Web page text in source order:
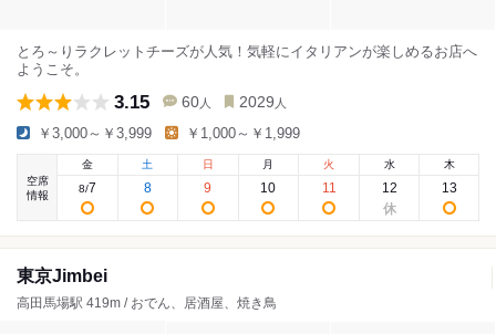
とろ～りラクレットチーズが人気！気軽にイタリアンが楽しめるお店へ
ようこそ。
3.15 60 人 2029 人
￥3,000～￥3,999 ￥1,000～￥1,999
空席
情報
金
8/7
土
8
日
9
月
10
火
11
水
12
木
13
東京Jimbei
高田馬場駅 419m / おでん、居酒屋、焼き鳥